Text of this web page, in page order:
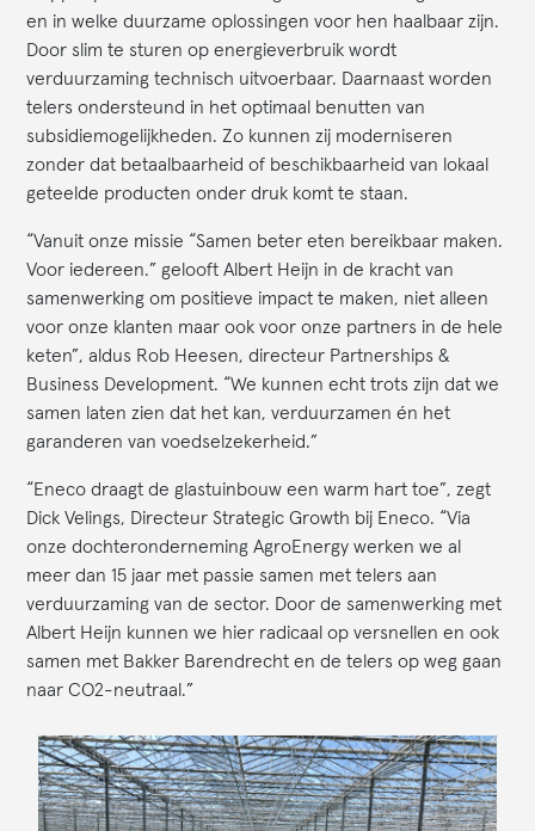
en in welke duurzame oplossingen voor hen haalbaar zijn.
Door slim te sturen op energieverbruik wordt
verduurzaming technisch uitvoerbaar. Daarnaast worden
telers ondersteund in het optimaal benutten van
subsidiemogelijkheden. Zo kunnen zij moderniseren
zonder dat betaalbaarheid of beschikbaarheid van lokaal
geteelde producten onder druk komt te staan.
“Vanuit onze missie “Samen beter eten bereikbaar maken.
Voor iedereen.” gelooft Albert Heijn in de kracht van
samenwerking om positieve impact te maken, niet alleen
voor onze klanten maar ook voor onze partners in de hele
keten”, aldus Rob Heesen, directeur Partnerships &
Business Development. “We kunnen echt trots zijn dat we
samen laten zien dat het kan, verduurzamen én het
garanderen van voedselzekerheid.”
“Eneco draagt de glastuinbouw een warm hart toe”, zegt
Dick Velings, Directeur Strategic Growth bij Eneco. “Via
onze dochteronderneming AgroEnergy werken we al
meer dan 15 jaar met passie samen met telers aan
verduurzaming van de sector. Door de samenwerking met
Albert Heijn kunnen we hier radicaal op versnellen en ook
samen met Bakker Barendrecht en de telers op weg gaan
naar CO2-neutraal.”